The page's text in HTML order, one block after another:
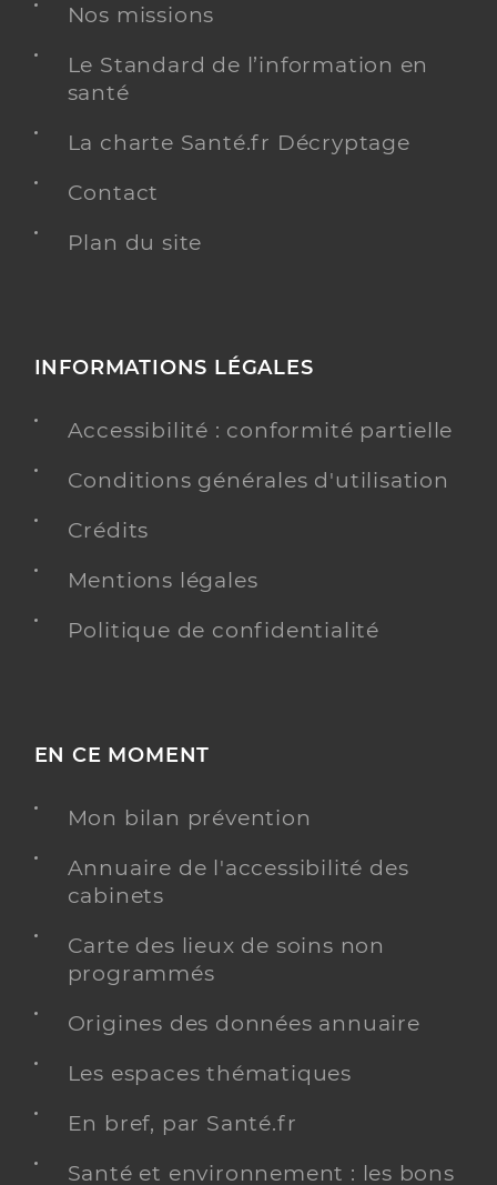
Nos missions
Le Standard de l’information en
santé
La charte Santé.fr Décryptage
Contact
Plan du site
INFORMATIONS LÉGALES
Accessibilité : conformité partielle
Conditions générales d'utilisation
Crédits
Mentions légales
Politique de confidentialité
EN CE MOMENT
Mon bilan prévention
Annuaire de l'accessibilité des
cabinets
Carte des lieux de soins non
programmés
Origines des données annuaire
Les espaces thématiques
En bref, par Santé.fr
Santé et environnement : les bons